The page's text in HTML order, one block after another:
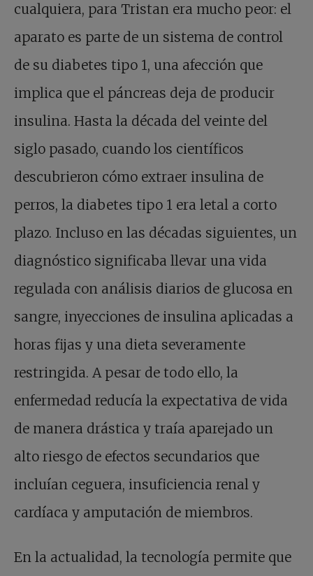
cualquiera, para Tristan era mucho peor: el
aparato es parte de un sistema de control
de su diabetes tipo 1, una afección que
implica que el páncreas deja de producir
insulina. Hasta la década del veinte del
siglo pasado, cuando los científicos
descubrieron cómo extraer insulina de
perros, la diabetes tipo 1 era letal a corto
plazo. Incluso en las décadas siguientes, un
diagnóstico significaba llevar una vida
regulada con análisis diarios de glucosa en
sangre, inyecciones de insulina aplicadas a
horas fijas y una dieta severamente
restringida. A pesar de todo ello, la
enfermedad reducía la expectativa de vida
de manera drástica y traía aparejado un
alto riesgo de efectos secundarios que
incluían ceguera, insuficiencia renal y
cardíaca y amputación de miembros.
En la actualidad, la tecnología permite que